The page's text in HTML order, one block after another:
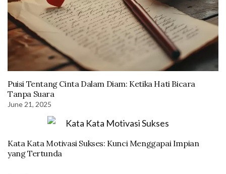
Puisi Tentang Cinta Dalam Diam: Ketika Hati Bicara
Tanpa Suara
June 21, 2025
Kata Kata Motivasi Sukses: Kunci Menggapai Impian
yang Tertunda